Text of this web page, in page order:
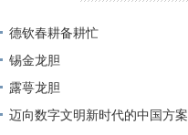
德钦春耕备耕忙
锡金龙胆
露萼龙胆
迈向数字文明新时代的中国方案